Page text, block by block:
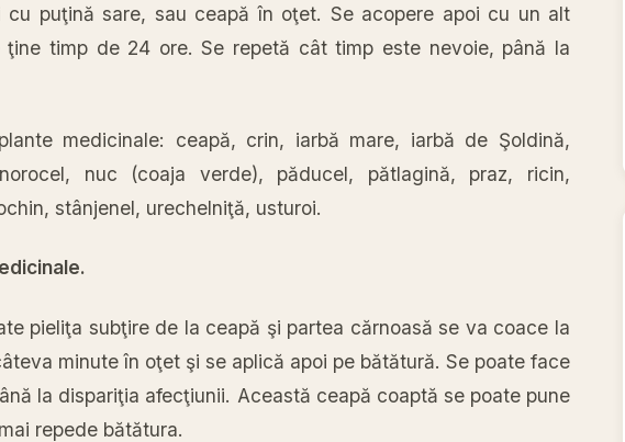
puţină sare, sau ceapă în oţet. Se acopere apoi cu un alt
ţine timp de 24 ore. Se repetă cât timp este nevoie, până la
medicinale: ceapă, crin, iarbă mare, iarbă de Şoldină,
nuc (coaja verde), păducel, pătlagină, praz, ricin,
stânjenel, urechelniţă, usturoi.
pieliţa subţire de la ceapă şi partea cărnoasă se va coace la
minute în oţet şi se aplică apoi pe bătătură. Se poate face
la dispariţia afecţiunii. Această ceapă coaptă se poate pune
repede bătătura.